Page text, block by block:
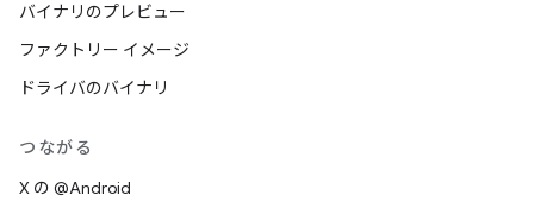
バイナリのプレビュー
ファクトリー イメージ
ドライバのバイナリ
つながる
X の @Android